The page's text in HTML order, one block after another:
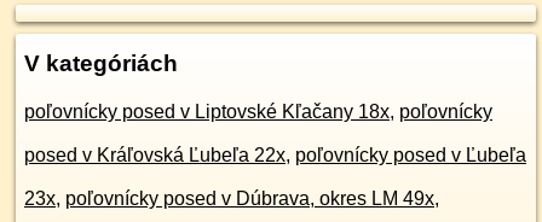
V kategóriách
poľovnícky posed v Liptovské Kľačany 18x, poľovnícky
posed v Kráľovská Ľubeľa 22x, poľovnícky posed v Ľubeľa
23x, poľovnícky posed v Dúbrava, okres LM 49x,